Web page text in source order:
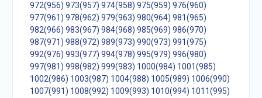
972(956) 973(957) 974(958) 975(959) 976(960)
977(961) 978(962) 979(963) 980(964) 981(965)
982(966) 983(967) 984(968) 985(969) 986(970)
987(971) 988(972) 989(973) 990(973) 991(975)
992(976) 993(977) 994(978) 995(979) 996(980)
997(981) 998(982) 999(983) 1000(984) 1001(985)
1002(986) 1003(987) 1004(988) 1005(989) 1006(990)
1007(991) 1008(992) 1009(993) 1010(994) 1011(995)